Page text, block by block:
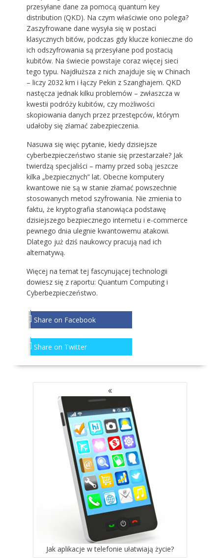
przesyłane dane za pomocą quantum key
distribution (QKD). Na czym właściwie ono polega?
Zaszyfrowane dane wysyła się w postaci
klasycznych bitów, podczas gdy klucze konieczne do
ich odszyfrowania są przesyłane pod postacią
kubitów. Na świecie powstaje coraz więcej sieci
tego typu. Najdłuższa z nich znajduje się w Chinach
– liczy 2032 km i łączy Pekin z Szanghajem. QKD
nastęcza jednak kilku problemów – zwłaszcza w
kwestii podróży kubitów, czy możliwości
skopiowania danych przez przestępców, którym
udałoby się złamać zabezpieczenia.
Nasuwa się więc pytanie, kiedy dzisiejsze
cyberbezpieczeństwo stanie się przestarzałe? Jak
twierdzą specjaliści – mamy przed sobą jeszcze
kilka „bezpiecznych” lat. Obecne komputery
kwantowe nie są w stanie złamać powszechnie
stosowanych metod szyfrowania. Nie zmienia to
faktu, że kryptografia stanowiąca podstawę
dzisiejszego bezpiecznego internetu i e-commerce
pewnego dnia ulegnie kwantowemu atakowi.
Dlatego już dziś naukowcy pracują nad ich
alternatywą.
Więcej na temat tej fascynującej technologii
dowiesz się z raportu: Quantum Computing i
Cyberbezpieczeństwo.
Share on Facebook
Share on Twitter
NAWIGACJA
Jak aplikacje w telefonie ułatwiają życie?